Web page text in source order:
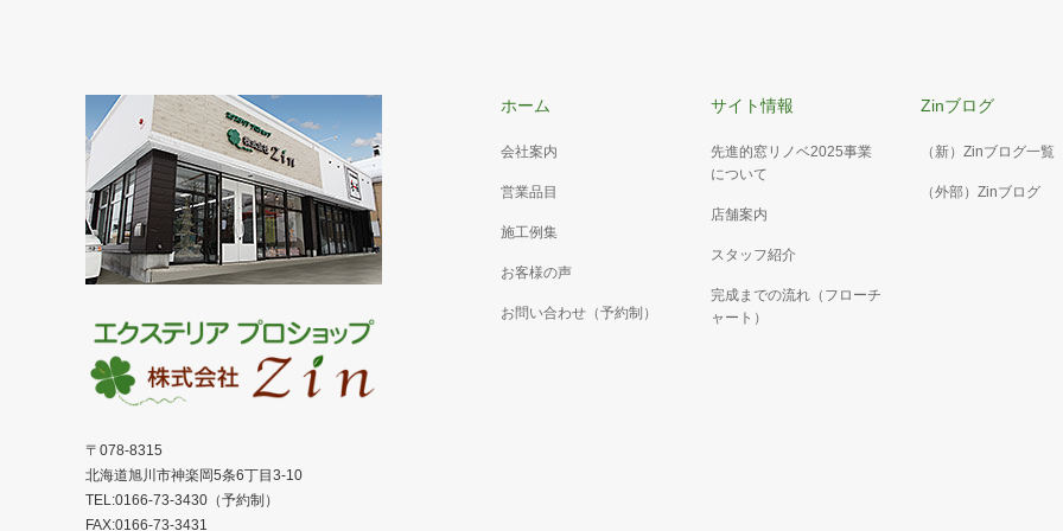
ホーム
会社案内
営業品目
施工例集
お客様の声
お問い合わせ（予約制）
サイト情報
先進的窓リノベ2025事業
について
店舗案内
スタッフ紹介
完成までの流れ（フローチ
ャート）
Zinブログ
（新）Zinブログ一覧
（外部）Zinブログ
〒078-8315
北海道旭川市神楽岡5条6丁目3-10
TEL:0166-73-3430（予約制）
FAX:0166-73-3431